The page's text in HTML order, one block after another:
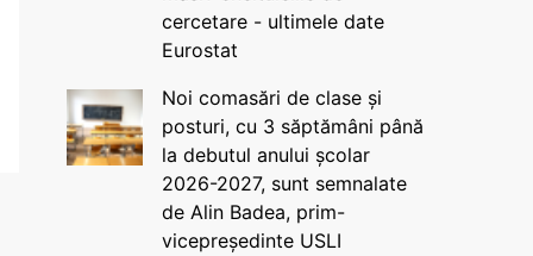
cercetare - ultimele date
Eurostat
Noi comasări de clase și
posturi, cu 3 săptămâni până
la debutul anului școlar
2026-2027, sunt semnalate
de Alin Badea, prim-
vicepreședinte USLI